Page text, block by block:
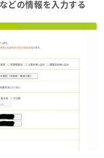
どの情報を入力する